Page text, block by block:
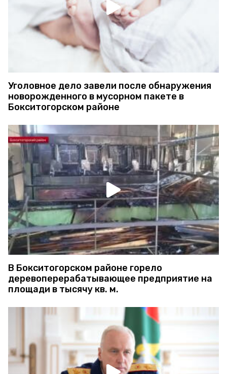
Уголовное дело завели после обнаружения
новорожденного в мусорном пакете в
Бокситогорском районе
В Бокситогорском районе горело
деревоперерабатывающее предприятие на
площади в тысячу кв. м.